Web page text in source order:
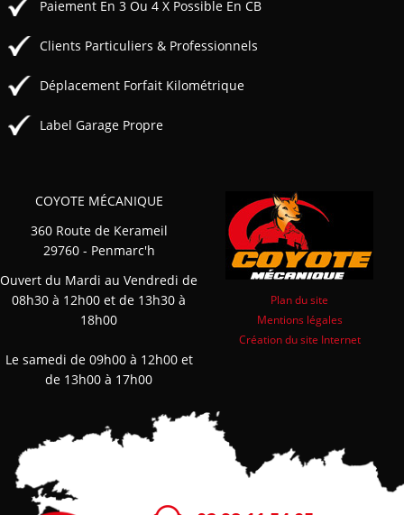
Paiement En 3 Ou 4 X Possible En CB
Clients Particuliers & Professionnels
Déplacement Forfait Kilométrique
Label Garage Propre
COYOTE MÉCANIQUE
360 Route de Kerameil
29760 - Penmarc'h
Ouvert du Mardi au Vendredi de
08h30 à 12h00 et de 13h30 à
18h00
Le samedi de 09h00 à 12h00 et
de 13h00 à 17h00
Plan du site
Mentions légales
Création du site Internet